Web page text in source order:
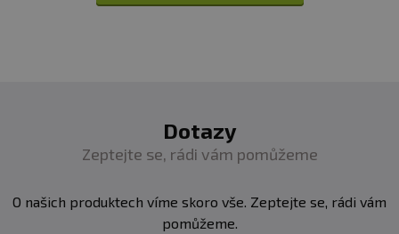
Dotazy
Zeptejte se, rádi vám pomůžeme
O našich produktech víme skoro vše. Zeptejte se, rádi vám
pomůžeme.